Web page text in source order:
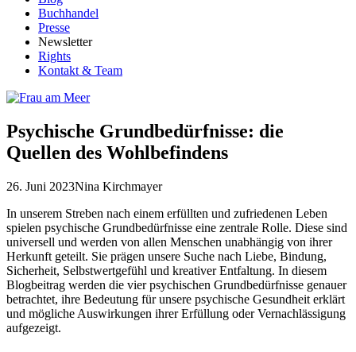
Buchhandel
Presse
Newsletter
Rights
Kontakt & Team
Psychische Grundbedürfnisse: die
Quellen des Wohlbefindens
26. Juni 2023Nina Kirchmayer
In unserem Streben nach einem erfüllten und zufriedenen Leben
spielen psychische Grundbedürfnisse eine zentrale Rolle. Diese sind
universell und werden von allen Menschen unabhängig von ihrer
Herkunft geteilt. Sie prägen unsere Suche nach Liebe, Bindung,
Sicherheit, Selbstwertgefühl und kreativer Entfaltung. In diesem
Blogbeitrag werden die vier psychischen Grundbedürfnisse genauer
betrachtet, ihre Bedeutung für unsere psychische Gesundheit erklärt
und mögliche Auswirkungen ihrer Erfüllung oder Vernachlässigung
aufgezeigt.